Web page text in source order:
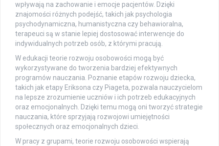
wpływają na zachowanie i emocje pacjentów. Dzięki
znajomości różnych podejść, takich jak psychologia
psychodynamiczna, humanistyczna czy behawioralna,
terapeuci są w stanie lepiej dostosować interwencje do
indywidualnych potrzeb osób, z którymi pracują.
W edukacji teorie rozwoju osobowości mogą być
wykorzystywane do tworzenia bardziej efektywnych
programów nauczania. Poznanie etapów rozwoju dziecka,
takich jak etapy Eriksona czy Piageta, pozwala nauczycielom
na lepsze zrozumienie uczniów i ich potrzeb edukacyjnych
oraz emocjonalnych. Dzięki temu mogą oni tworzyć strategie
nauczania, które sprzyjają rozwojowi umiejętności
społecznych oraz emocjonalnych dzieci.
W pracy z grupami, teorie rozwoju osobowości wspierają